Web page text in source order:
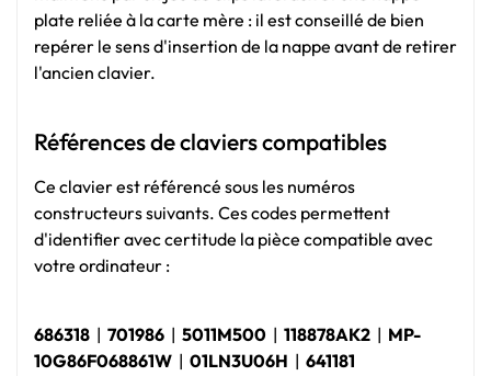
plate reliée à la carte mère : il est conseillé de bien
repérer le sens d'insertion de la nappe avant de retirer
l'ancien clavier.
Références de claviers compatibles
Ce clavier est référencé sous les numéros
constructeurs suivants. Ces codes permettent
d'identifier avec certitude la pièce compatible avec
votre ordinateur :
686318 | 701986 | 5011M500 | 118878AK2 | MP-
10G86F068861W | 01LN3U06H | 641181